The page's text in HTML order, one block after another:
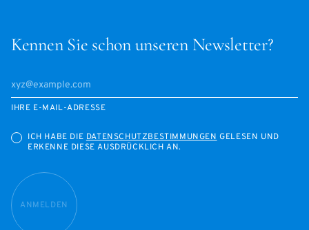
Kennen Sie schon unseren Newsletter?
IHRE E-MAIL-ADRESSE
ICH HABE DIEDATENSCHUTZBESTIMMUNGENGELESEN UND
ERKENNE DIESE AUSDRÜCKLICH AN.
ANMELDEN